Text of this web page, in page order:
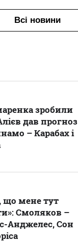
Всі новини
зробили
дав прогноз
– Карабах і
що мене тут
Смоляков –
Анджелес, Сон